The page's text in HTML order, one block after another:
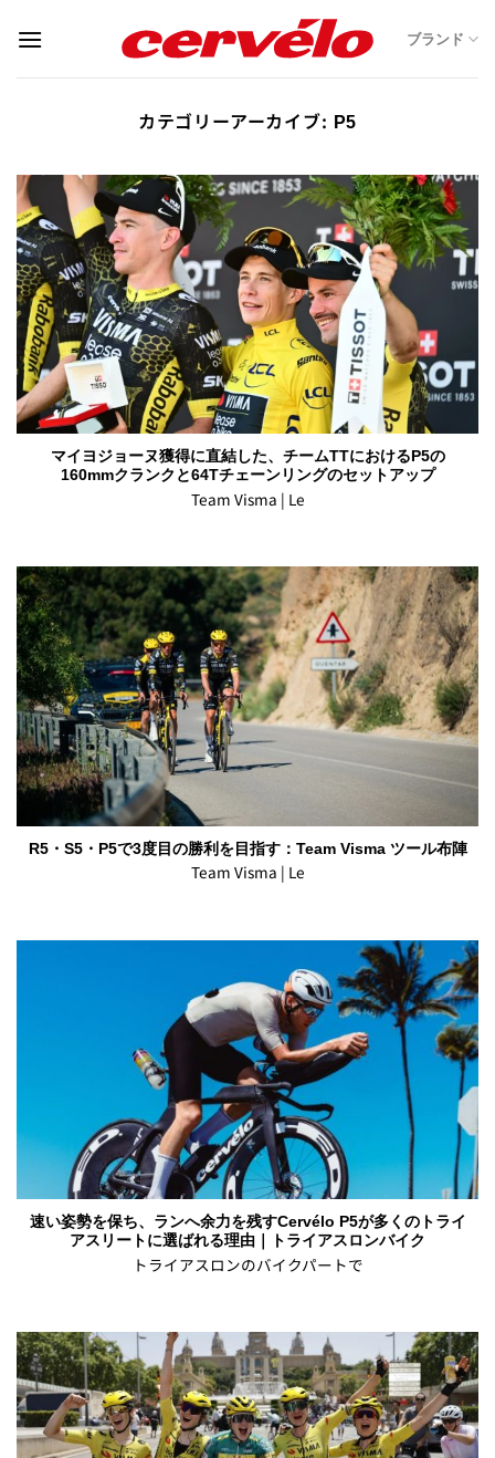
ブランド
カテゴリーアーカイブ: P5
マイヨジョーヌ獲得に直結した、チームTTにおけるP5の
160mmクランクと64Tチェーンリングのセットアップ
Team Visma | Le
R5・S5・P5で3度目の勝利を目指す：Team Visma ツール布陣
Team Visma | Le
速い姿勢を保ち、ランへ余力を残すCervélo P5が多くのトライ
アスリートに選ばれる理由｜トライアスロンバイク
トライアスロンのバイクパートで